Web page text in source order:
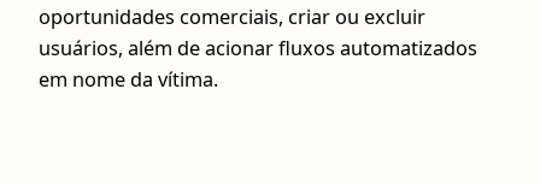
oportunidades comerciais, criar ou excluir
usuários, além de acionar fluxos automatizados
em nome da vítima.